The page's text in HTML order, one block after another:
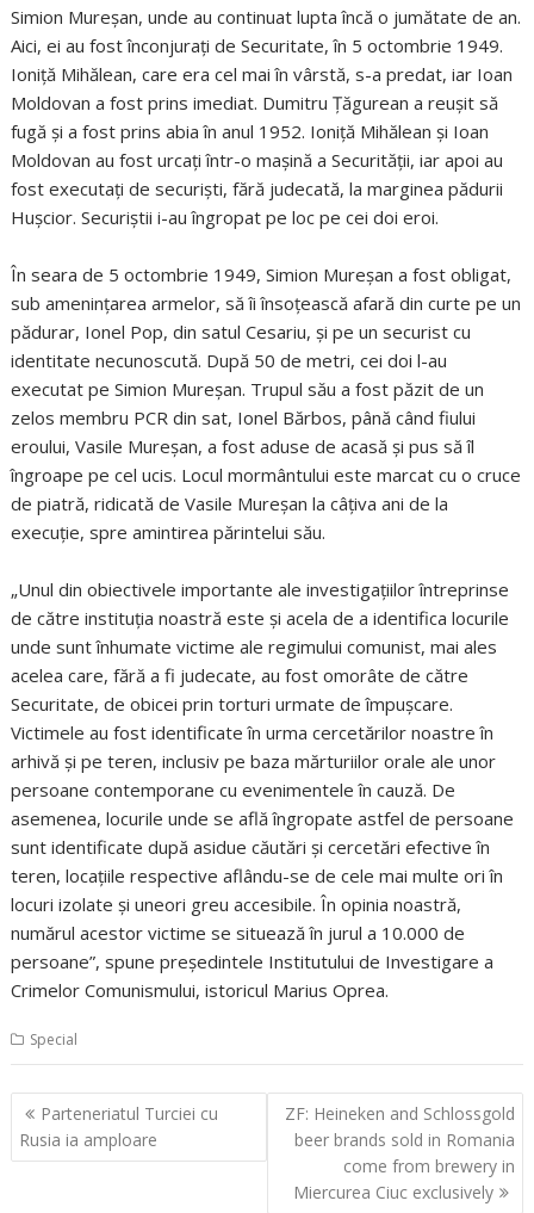
Simion Mureşan, unde au continuat lupta încă o jumătate de an.
Aici, ei au fost înconjuraţi de Securitate, în 5 octombrie 1949.
Ioniţă Mihălean, care era cel mai în vârstă, s-a predat, iar Ioan
Moldovan a fost prins imediat. Dumitru Ţăgurean a reuşit să
fugă şi a fost prins abia în anul 1952. Ioniţă Mihălean şi Ioan
Moldovan au fost urcaţi într-o maşină a Securităţii, iar apoi au
fost executaţi de securişti, fără judecată, la marginea pădurii
Huşcior. Securiştii i-au îngropat pe loc pe cei doi eroi.
În seara de 5 octombrie 1949, Simion Mureşan a fost obligat,
sub ameninţarea armelor, să îi însoţească afară din curte pe un
pădurar, Ionel Pop, din satul Cesariu, şi pe un securist cu
identitate necunoscută. După 50 de metri, cei doi l-au
executat pe Simion Mureşan. Trupul său a fost păzit de un
zelos membru PCR din sat, Ionel Bărbos, până când fiului
eroului, Vasile Mureşan, a fost aduse de acasă şi pus să îl
îngroape pe cel ucis. Locul mormântului este marcat cu o cruce
de piatră, ridicată de Vasile Mureşan la câţiva ani de la
execuţie, spre amintirea părintelui său.
„Unul din obiectivele importante ale investigaţiilor întreprinse
de către instituţia noastră este şi acela de a identifica locurile
unde sunt înhumate victime ale regimului comunist, mai ales
acelea care, fără a fi judecate, au fost omorâte de către
Securitate, de obicei prin torturi urmate de împuşcare.
Victimele au fost identificate în urma cercetărilor noastre în
arhivă şi pe teren, inclusiv pe baza mărturiilor orale ale unor
persoane contemporane cu evenimentele în cauză. De
asemenea, locurile unde se află îngropate astfel de persoane
sunt identificate după asidue căutări şi cercetări efective în
teren, locaţiile respective aflându-se de cele mai multe ori în
locuri izolate şi uneori greu accesibile. În opinia noastră,
numărul acestor victime se situează în jurul a 10.000 de
persoane”, spune preşedintele Institutului de Investigare a
Crimelor Comunismului, istoricul Marius Oprea.
Special
Navigare
în
articole
Parteneriatul Turciei cu
Rusia ia amploare
ZF: Heineken and Schlossgold
beer brands sold in Romania
come from brewery in
Miercurea Ciuc exclusively